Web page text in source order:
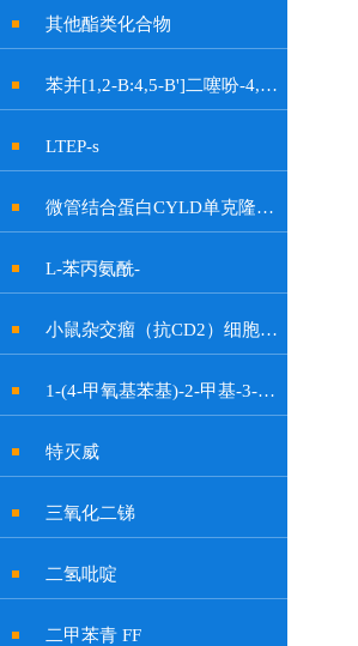
其他酯类化合物
苯并[1,2-B:4,5-B']二噻吩-4,8-二酮
LTEP-s
微管结合蛋白CYLD单克隆抗体
L-苯丙氨酰-
小鼠杂交瘤（抗CD2）细胞OKT11
1-(4-甲氧基苯基)-2-甲基-3-硝基-1H-吲哚-6-醇
特灭威
三氧化二锑
二氢吡啶
二甲苯青 FF